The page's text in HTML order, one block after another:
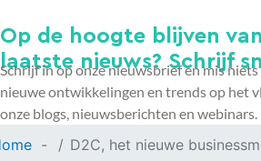
Op de hoogte blijven
laatste nieuws? Schrijf
Schrijf in op onze nieuwsbrief en mis
nieuwe ontwikkelingen en trends op het
onze blogs, nieuwsberichten en webinars.
D2C, het nieuwe